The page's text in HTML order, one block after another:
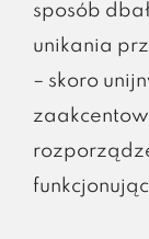
sposób
unikania
– skoro